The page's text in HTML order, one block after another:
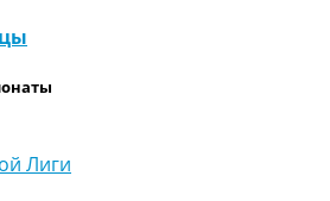
Лиги